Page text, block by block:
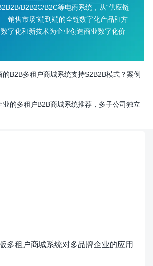
B2B2C/B2C等电商系统，从“供应链
售市场”端到端的全链数字化产品和方
字化和新技术为企业创造商业数字化价
的B2B多租户商城系统支持S2B2B模式？案例
业的多租户B2B商城系统推荐，多子公司独立
多租户商城系统对多品牌企业的应用